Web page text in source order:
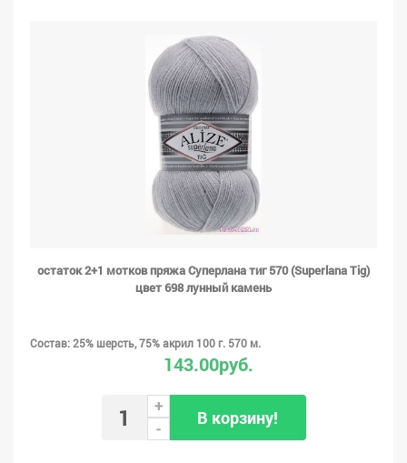
остаток 2+1 мотков пряжа Суперлана тиг 570 (Superlana Tig)
цвет 698 лунный камень
Состав: 25% шерсть, 75% акрил 100 г. 570 м.
143.00руб.
+
-
В корзину!